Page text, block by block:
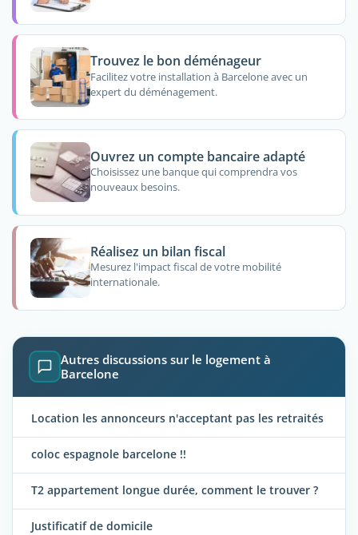
Trouvez le bon déménageur
Facilitez votre installation à Barcelone avec un
expert du déménagement.
Ouvrez un compte bancaire adapté
Choisissez une banque qui comprendra vos
nouveaux besoins.
Réalisez un bilan fiscal
Mesurez l'impact fiscal de votre mobilité
internationale.
Autres discussions sur le logement à
Barcelone
Location les annonceurs n'acceptant pas les retraités
coloc espagnole barcelone !!
T2 appartement longue durée, comment le trouver ?
Justificatif de domicile